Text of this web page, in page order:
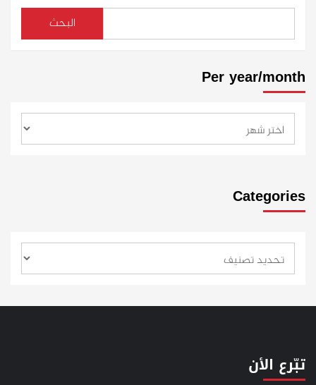
البحث
Per year/month
Categories
تبّرع الأن